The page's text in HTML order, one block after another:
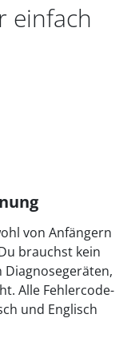
einfach
von Anfängern
brauchst kein
Diagnosegeräten,
Alle Fehlercode-
und Englisch